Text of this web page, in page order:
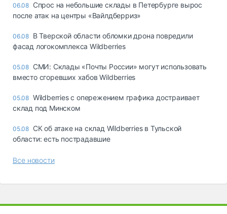
06.08 Спрос на небольшие склады в Петербурге вырос
после атак на центры «Вайлдберриз»
06.08 В Тверской области обломки дрона повредили
фасад логокомплекса Wildberries
05.08 СМИ: Склады «Почты России» могут использовать
вместо сгоревших хабов Wildberries
05.08 Wildberries с опережением графика достраивает
склад под Минском
05.08 СК об атаке на склад Wildberries в Тульской
области: есть пострадавшие
Все новости